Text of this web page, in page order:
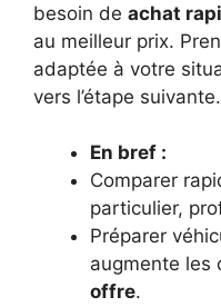
besoin de achat
au meilleur prix.
adaptée à votre
vers l’étape suivante.
En bref :
Comparer
particulier,
Préparer
augmente les
offre.